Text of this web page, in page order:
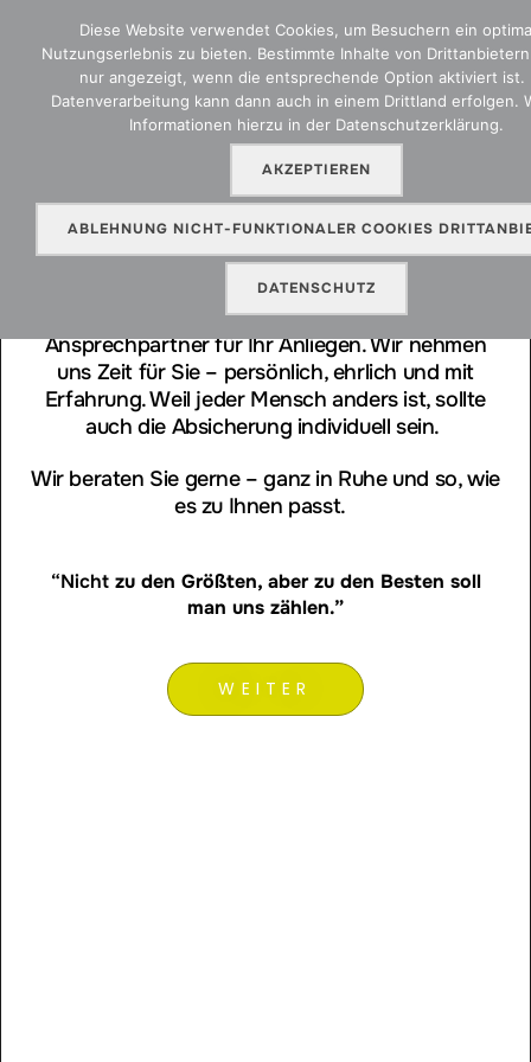
HERZLICH
WILLKOMMEN
Wir freuen uns sehr, Sie auf unserer Website
begrüßen zu dürfen.
Wer wir sind und wie alles begann? Das erfahren
Sie hier. Lernen Sie unser Team kennen und
finden Sie direkt den passenden
Ansprechpartner für Ihr Anliegen. Wir nehmen
uns Zeit für Sie – persönlich, ehrlich und mit
Erfahrung. Weil jeder Mensch anders ist, sollte
auch die Absicherung individuell sein.
Wir beraten Sie gerne – ganz in Ruhe und so, wie
es zu Ihnen passt.
“Nichtzu den Größten, aber zu den Besten soll
man uns zählen.”
WEITER
Diese Website verwendet Cookies, um Besuchern ein
Nutzungserlebnis zu bieten. Bestimmte Inhalte von
nur angezeigt, wenn die entsprechende Option aktiviert ist.
Datenverarbeitung kann dann auch in einem Drittland erfolgen.
Informationen hierzu in der Datenschutzerklärung.
AKZEPTIEREN
ABLEHNUNG NICHT-FUNKTIONALER COOKIES
DATENSCHUTZ